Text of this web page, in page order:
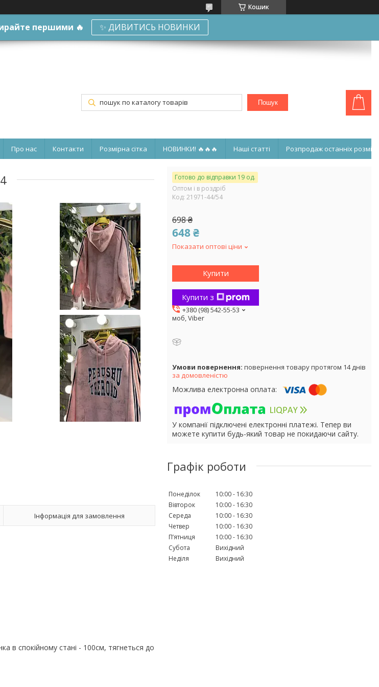
Кошик
першими 🔥 ✨ ДИВИТИСЬ НОВИНКИ
Пошук
Про нас Контакти Розмірна сітка НОВИНКИ! 🔥🔥🔥 Наші статті Розпродаж останніх
Інформація для замовлення
в спокійному стані - 100см, тягнеться до
Готово до відправки 19 од.
Оптом і в роздріб
Код: 21971-44/54
698 ₴
648 ₴
Показати оптові ціни
Купити
Купити з
+380 (98) 542-55-53
моб, Viber
повернення товару протягом 14 днів
за домовленістю
У компанії підключені електронні платежі. Тепер ви
можете купити будь-який товар не покидаючи сайту.
Графік роботи
Понеділок 10:00
16:30
Вівторок
10:00
16:30
Середа
10:00
16:30
Четвер
10:00
16:30
Пʼятниця
10:00
16:30
Субота
Вихідний
Неділя
Вихідний